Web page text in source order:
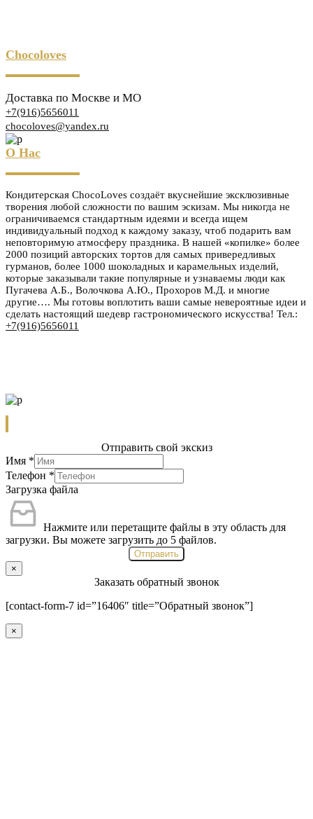
Chocoloves
Доставка по Москве и МО
+7(916)5656011
chocoloves@yandex.ru
О Нас
Кондитерская ChocoLoves создаёт вкуснейшие эксклюзивные
творения любой сложности по вашим эскизам. Мы никогда не
ограничиваемся стандартным идеями и всегда ищем
индивидуальный подход к каждому заказу, чтоб подарить вам
неповторимую атмосферу праздника. В нашей «копилке» более
2000 позиций авторских тортов для самых привередливых
гурманов, более 1000 шоколадных и карамельных изделий,
которые заказывали такие популярные и узнаваемы люди как
Пугачева А.Б., Волочкова А.Ю., Прохоров М.Д. и многие
другие…. Мы готовы воплотить ваши самые невероятные идеи и
сделать настоящий шедевр гастрономического искусства! Тел.:
+7(916)5656011
Отправить свой экскиз
Имя *
Телефон *
Загрузка файла
Нажмите или перетащите файлы в эту область для
загрузки. Вы можете загрузить до 5 файлов.
Отправить
×
Заказать обратный звонок
[contact-form-7 id=”16406″ title=”Обратный звонок”]
×